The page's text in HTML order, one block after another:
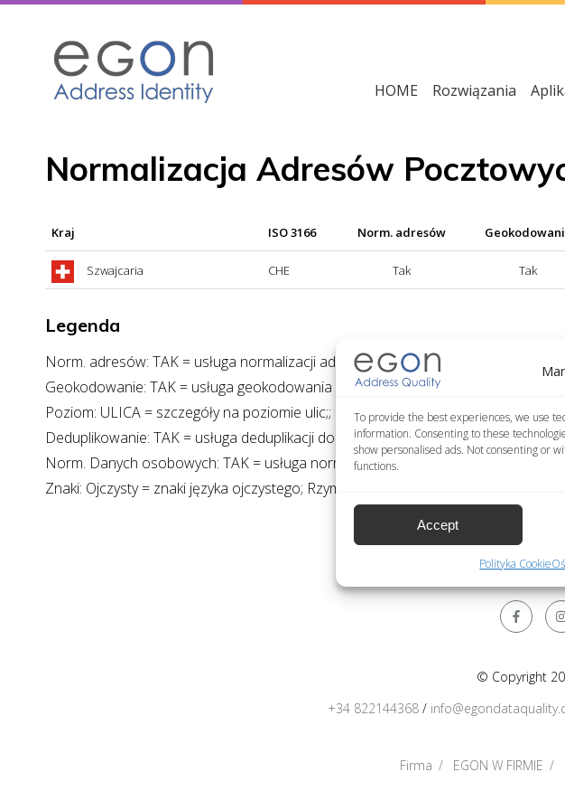
To provide the best experiences, we use
information. Consenting to these
show personalised ads. Not consenting or
functions.
Accept
Polityka Cookie
HOME Rozwiązania
Normalizacja Adresów
Kraj ISO 3166 Norm. adresów
Szwajcaria CHE Tak Tak
Legenda
Norm. adresów: TAK = usługa normalizacji adresów dostępna; NIE = usługa
Geokodowanie: TAK = usługa geokodowania dostępna; NIE = usługa
Poziom: ULICA = szczegóły na poziomie ulic;; MIEJSCOWOŚĆ = szczegóły na
Deduplikowanie: TAK = usługa deduplikacji dostępna; NIE = usługa deduplikacji
Norm. Danych osobowych: TAK = usługa normalizacji danych osobowych
Znaki: Ojczysty = znaki języka ojczystego; Rzymskie = znaki łacińskie;
© Copyright
+34 822144368 /
Firma EGON W FIRMIE